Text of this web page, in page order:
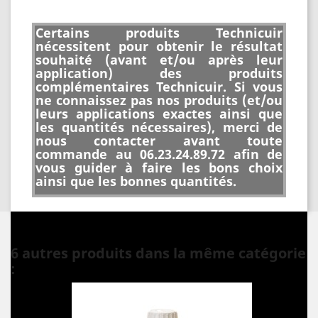
Certains produits Technicuir
nécessitent pour obtenir le résultat
souhaité (avant et/ou après leur
application) des produits
complémentaires Technicuir. Si vous
ne connaissez pas nos produits (et/ou
leurs applications exactes ainsi que
les quantités nécessaires), merci de
nous contacter avant toute
commande au 06.23.24.89.72 afin de
vous guider à faire les bons choix
ainsi que les bonnes quantités.
6 autres produits dans la même catégorie
: